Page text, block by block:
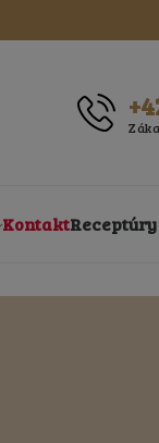
KontaktReceptúry